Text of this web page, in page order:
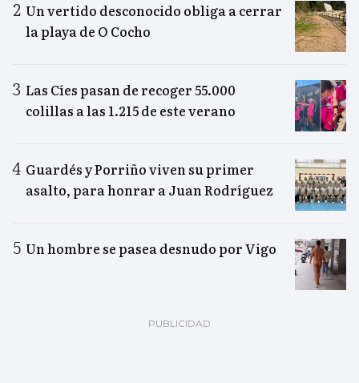
Un vertido desconocido obliga a cerrar
la playa de O Cocho
Las Cíes pasan de recoger 55.000
colillas a las 1.215 de este verano
Guardés y Porriño viven su primer
asalto, para honrar a Juan Rodríguez
Un hombre se pasea desnudo por Vigo